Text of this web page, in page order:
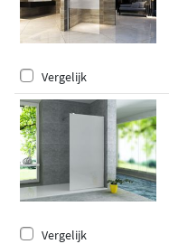
Vergelijk
Vergelijk